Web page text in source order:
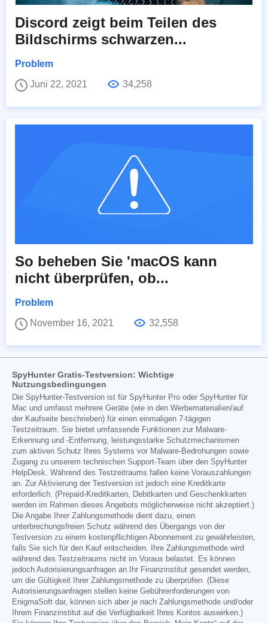
Discord zeigt beim Teilen des
Bildschirms schwarzen...
Problem
Juni 22, 2021
34,258
So beheben Sie 'macOS kann
nicht überprüfen, ob...
Problem
November 16, 2021
32,558
SpyHunter Gratis-Testversion: Wichtige
Nutzungsbedingungen
Die SpyHunter-Testversion ist für SpyHunter Pro oder SpyHunter für
Mac und umfasst mehrere Geräte (wie in den Werbematerialien/auf
der Kaufseite beschrieben) für einen einmaligen 7-tägigen
Testzeitraum. Sie bietet umfassende Funktionen zur Malware-
Erkennung und -Entfernung, leistungsstarke Schutzmechanismen
zum aktiven Schutz Ihres Systems vor Malware-Bedrohungen sowie
Zugang zu unserem technischen Support-Team über den SpyHunter
HelpDesk. Während des Testzeitraums fallen keine Vorauszahlungen
an. Zur Aktivierung der Testversion ist jedoch eine Kreditkarte
erforderlich. (Prepaid-Kreditkarten, Debitkarten und Geschenkkarten
werden im Rahmen dieses Angebots möglicherweise nicht akzeptiert.)
Die Angabe Ihrer Zahlungsmethode dient dazu, einen
unterbrechungsfreien Schutz während des Übergangs von der
Testversion zu einem kostenpflichtigen Abonnement zu gewährleisten,
falls Sie sich für den Kauf entscheiden. Ihre Zahlungsmethode wird
während des Testzeitraums nicht im Voraus belastet. Es können
jedoch Autorisierungsanfragen an Ihr Finanzinstitut gesendet werden,
um die Gültigkeit Ihrer Zahlungsmethode zu überprüfen. (Diese
Autorisierungsanfragen stellen keine Gebührenforderungen von
EnigmaSoft dar, können sich aber je nach Zahlungsmethode und/oder
Ihrem Finanzinstitut auf die Verfügbarkeit Ihres Kontos auswirken.)